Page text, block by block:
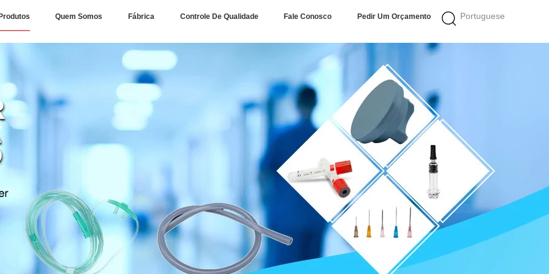
Portuguese
Quem Somos Fábrica Controle De Qualidade Fale Conosco Pedir Um Orçamento